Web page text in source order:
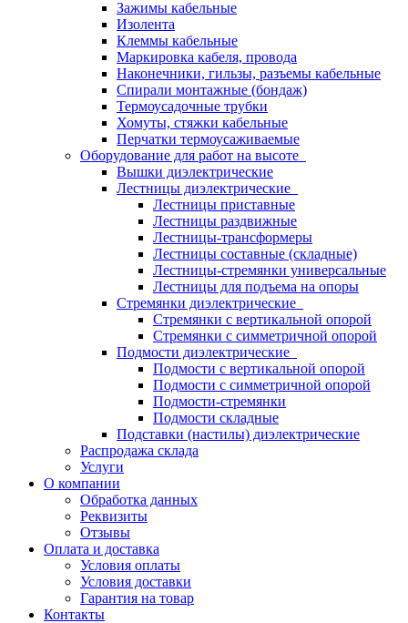
Зажимы кабельные
Изолента
Клеммы кабельные
Маркировка кабеля, провода
Наконечники, гильзы, разъемы кабельные
Спирали монтажные (бондаж)
Термоусадочные трубки
Хомуты, стяжки кабельные
Перчатки термоусаживаемые
Оборудование для работ на высоте
Вышки диэлектрические
Лестницы диэлектрические
Лестницы приставные
Лестницы раздвижные
Лестницы-трансформеры
Лестницы составные (складные)
Лестницы-стремянки универсальные
Лестницы для подъема на опоры
Стремянки диэлектрические
Стремянки с вертикальной опорой
Стремянки с симметричной опорой
Подмости диэлектрические
Подмости с вертикальной опорой
Подмости с симметричной опорой
Подмости-стремянки
Подмости складные
Подставки (настилы) диэлектрические
Распродажа склада
Услуги
О компании
Обработка данных
Реквизиты
Отзывы
Оплата и доставка
Условия оплаты
Условия доставки
Гарантия на товар
Контакты